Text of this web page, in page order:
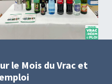
le Mois du Vrac et